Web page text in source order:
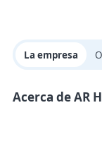
La empresa
Acerca de AR